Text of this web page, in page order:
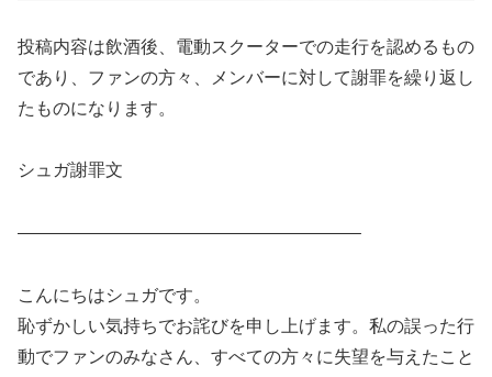
投稿内容は飲酒後、電動スクーターでの走行を認めるもの
であり、ファンの方々、メンバーに対して謝罪を繰り返し
たものになります。
シュガ謝罪文
———————————————————–
こんにちはシュガです。
恥ずかしい気持ちでお詫びを申し上げます。私の誤った行
動でファンのみなさん、すべての方々に失望を与えたこと